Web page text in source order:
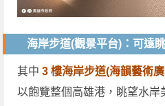
海岸步道(觀景平台)：可遠
其中3 樓海岸步道(海韻藝術
以飽覽整個高雄港，眺望水岸